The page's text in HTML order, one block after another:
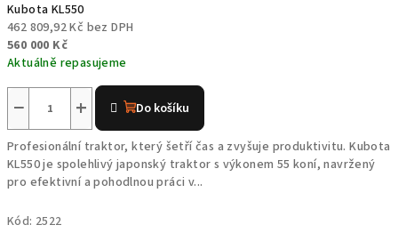
Kubota KL550
462 809,92 Kč bez DPH
560 000 Kč
Aktuálně repasujeme
produktu
je
5,0
z
5
+
− Do košíku
Profesionální traktor, který šetří čas a zvyšuje produktivitu. Kubota
KL550 je spolehlivý japonský traktor s výkonem 55 koní, navržený
pro efektivní a pohodlnou práci v...
Kód: 2522